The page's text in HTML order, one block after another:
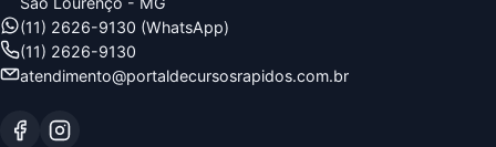
(11) 2626-9130 (WhatsApp)
(11) 2626-9130
atendimento@portaldecursosrapidos.com.br